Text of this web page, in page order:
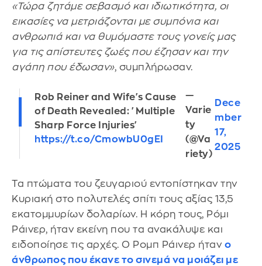
«Τώρα ζητάμε σεβασμό και ιδιωτικότητα, οι
εικασίες να μετριάζονται με συμπόνια και
ανθρωπιά και να θυμόμαστε τους γονείς μας
για τις απίστευτες ζωές που έζησαν και την
αγάπη που έδωσαν», συμπλήρωσαν.
Rob Reiner and Wife's Cause
of Death Revealed: 'Multiple
Sharp Force Injuries'
https://t.co/CmowbU0gEI
—
Varie
ty
(@Va
riety)
Dece
mber
17,
2025
Τα πτώματα του ζευγαριού εντοπίστηκαν την
Κυριακή στο πολυτελές σπίτι τους αξίας 13,5
εκατομμυρίων δολαρίων. Η κόρη τους, Ρόμι
Ράινερ, ήταν εκείνη που τα ανακάλυψε και
ειδοποίησε τις αρχές. Ο Ρομπ Ράινερ ήταν ο
άνθρωπος που έκανε το σινεμά να μοιάζει με